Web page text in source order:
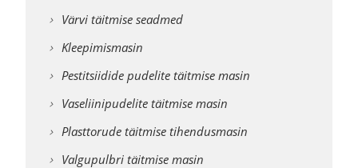
Värvi täitmise seadmed
Kleepimismasin
Pestitsiidide pudelite täitmise masin
Vaseliinipudelite täitmise masin
Plasttorude täitmise tihendusmasin
Valgupulbri täitmise masin